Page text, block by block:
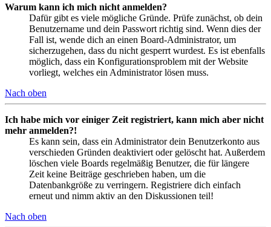
Warum kann ich mich nicht anmelden?
Dafür gibt es viele mögliche Gründe. Prüfe zunächst, ob dein
Benutzername und dein Passwort richtig sind. Wenn dies der
Fall ist, wende dich an einen Board-Administrator, um
sicherzugehen, dass du nicht gesperrt wurdest. Es ist ebenfalls
möglich, dass ein Konfigurationsproblem mit der Website
vorliegt, welches ein Administrator lösen muss.
Nach oben
Ich habe mich vor einiger Zeit registriert, kann mich aber nicht
mehr anmelden?!
Es kann sein, dass ein Administrator dein Benutzerkonto aus
verschieden Gründen deaktiviert oder gelöscht hat. Außerdem
löschen viele Boards regelmäßig Benutzer, die für längere
Zeit keine Beiträge geschrieben haben, um die
Datenbankgröße zu verringern. Registriere dich einfach
erneut und nimm aktiv an den Diskussionen teil!
Nach oben